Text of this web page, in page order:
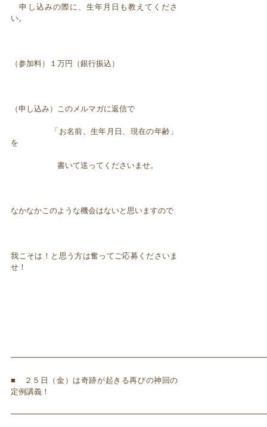
申し込みの際に、生年月日も教えてくださ
い。
（参加料）１万円（銀行振込）
（申し込み）このメルマガに返信で
「お名前、生年月日、現在の年齢」
を
書いて送ってくださいませ。
なかなかこのような機会はないと思いますので
我こそは！と思う方は奮ってご応募くださいま
せ！
■ ２５日（金）は奇跡が起きる再びの神回の
定例講義！